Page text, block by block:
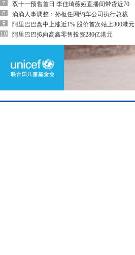
双十一预售首日 李佳琦薇娅直播间带货近70
滴滴人事调整：孙枢任网约车公司执行总裁
阿里巴巴盘中上涨近1% 股价首次站上300港元
阿里巴巴拟向高鑫零售投资280亿港元